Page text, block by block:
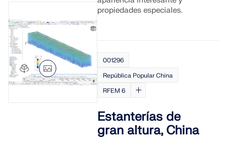
propiedades especiales.
001296
República Popular China
RFEM 6
Estanterías de
gran altura, China